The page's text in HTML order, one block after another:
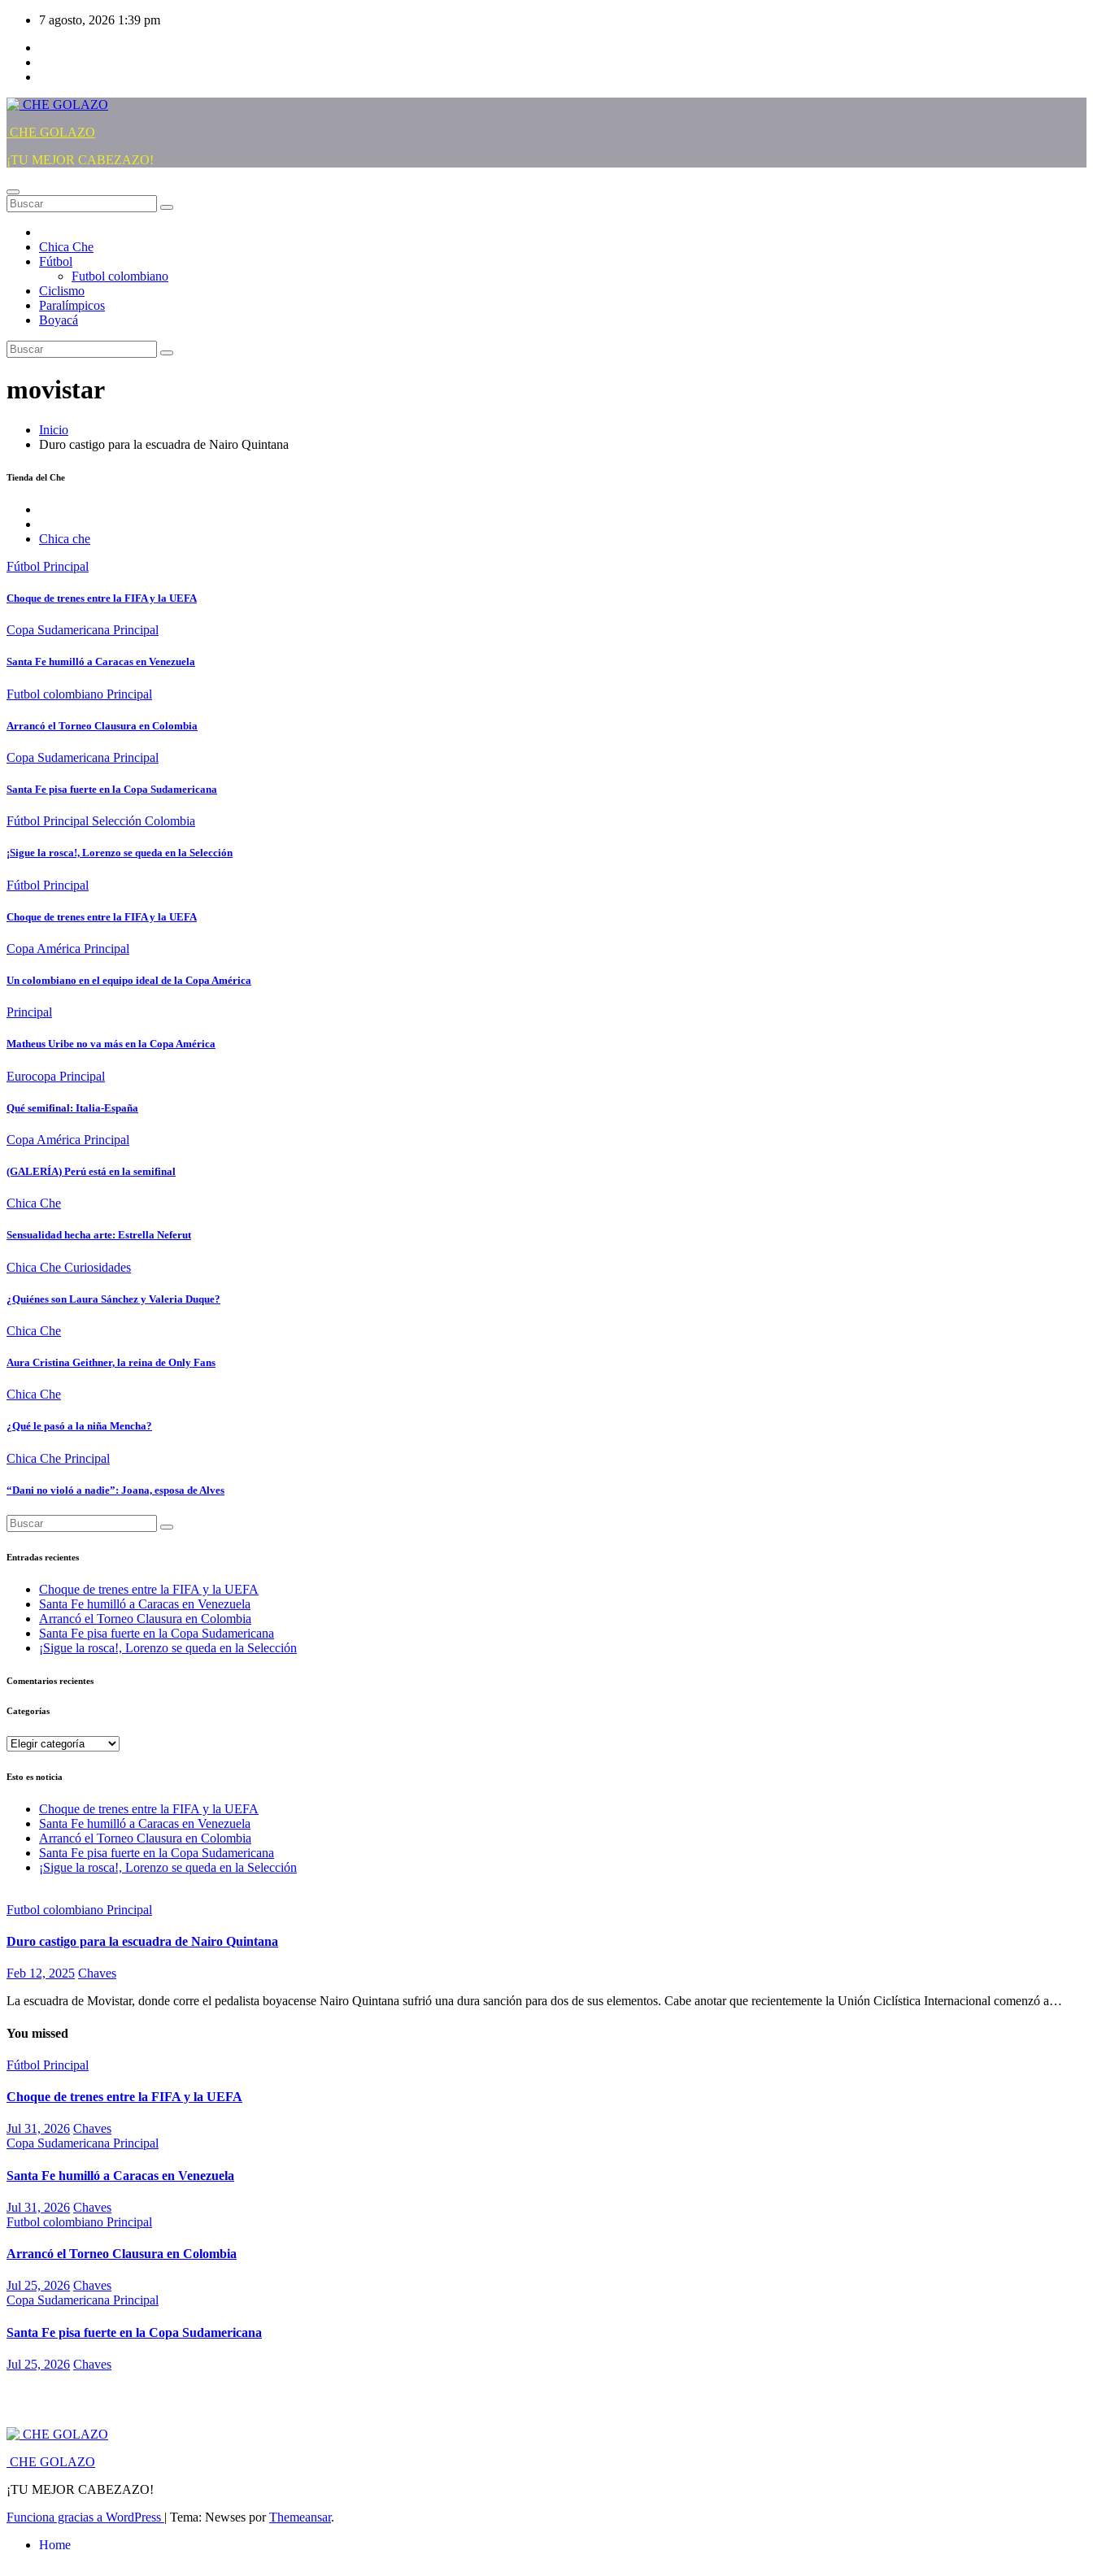
Saltar
contenido
7 agosto, 2026 1:39 pm
CHE GOLAZO
¡TU MEJOR CABEZAZO!
Chica Che
Fútbol
Futbol colombiano
Ciclismo
Paralímpicos
Boyacá
movistar
Inicio
Duro castigo para la escuadra de Nairo Quintana
Tienda del Che
Chica che
Fútbol Principal
Choque de trenes entre la FIFA y la UEFA
Copa Sudamericana Principal
Santa Fe humilló a Caracas en Venezuela
Futbol colombiano Principal
Arrancó el Torneo Clausura en Colombia
Copa Sudamericana Principal
Santa Fe pisa fuerte en la Copa Sudamericana
Fútbol Principal Selección Colombia
¡Sigue la rosca!, Lorenzo se queda en la Selección
Fútbol Principal
Choque de trenes entre la FIFA y la UEFA
Copa América Principal
Un colombiano en el equipo ideal de la Copa América
Principal
Matheus Uribe no va más en la Copa América
Eurocopa Principal
Qué semifinal: Italia-España
Copa América Principal
(GALERÍA) Perú está en la semifinal
Chica Che
Sensualidad hecha arte: Estrella Neferut
Chica Che Curiosidades
¿Quiénes son Laura Sánchez y Valeria Duque?
Chica Che
Aura Cristina Geithner, la reina de Only Fans
Chica Che
¿Qué le pasó a la niña Mencha?
Chica Che Principal
“Dani no violó a nadie”: Joana, esposa de Alves
Entradas recientes
Choque de trenes entre la FIFA y la UEFA
Santa Fe humilló a Caracas en Venezuela
Arrancó el Torneo Clausura en Colombia
Santa Fe pisa fuerte en la Copa Sudamericana
¡Sigue la rosca!, Lorenzo se queda en la Selección
Comentarios recientes
Categorías
Categorías
Esto es noticia
Choque de trenes entre la FIFA y la UEFA
Santa Fe humilló a Caracas en Venezuela
Arrancó el Torneo Clausura en Colombia
Santa Fe pisa fuerte en la Copa Sudamericana
¡Sigue la rosca!, Lorenzo se queda en la Selección
Futbol colombiano Principal
Duro castigo para la escuadra de Nairo Quintana
Feb 12, 2025 Chaves
La escuadra de Movistar, donde corre el pedalista boyacense Nairo Quintana sufrió una dura sanción para dos de sus elementos. Cabe anotar que recientemente la Unión Ciclística Internacional comenzó a…
You missed
Fútbol Principal
Choque de trenes entre la FIFA y la UEFA
Jul 31, 2026 Chaves
Copa Sudamericana Principal
Santa Fe humilló a Caracas en Venezuela
Jul 31, 2026 Chaves
Futbol colombiano Principal
Arrancó el Torneo Clausura en Colombia
Jul 25, 2026 Chaves
Copa Sudamericana Principal
Santa Fe pisa fuerte en la Copa Sudamericana
Jul 25, 2026 Chaves
CHE GOLAZO
¡TU MEJOR CABEZAZO!
Funciona gracias a WordPress | Tema: Newses porThemeansar.
Home